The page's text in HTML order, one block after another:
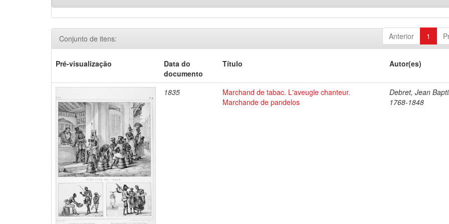
Anterior 1
Conjunto de itens:
Pré-visualização
Data do
documento
Título Autor(es)
1835
Marchand de tabac. L'aveugle chanteur.
Marchande de pandelos
Debret, Jean
1768-1848